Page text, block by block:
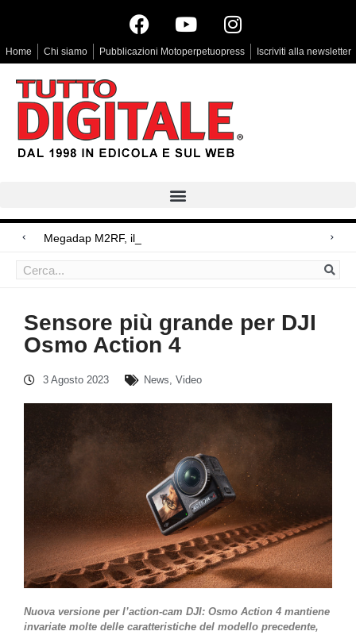
Home Chi siamo Pubblicazioni Motoperpetuopress Iscriviti alla newsletter
Megadap M2RF, il primo adattatore auto
Arri Rental, evoluzioni in arrivo
Sensore più grande per DJI
Osmo Action 4
3 Agosto 2023 News, Video
Nuova versione per l’action-cam DJI: Osmo Action 4 mantiene
invariate molte delle caratteristiche del modello precedente,